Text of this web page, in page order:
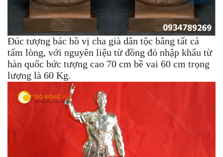
Đúc tượng bác hồ vị cha già dân tộc bằng tất cả
tấm lòng, với nguyên liệu từ đồng đỏ nhập khẩu từ
hàn quốc bức tượng cao 70 cm bề vai 60 cm trọng
lượng là 60 Kg.